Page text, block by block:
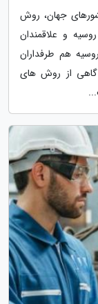
جهان، روش
و علاقمندان
هم طرفداران
آگاهی از روش های